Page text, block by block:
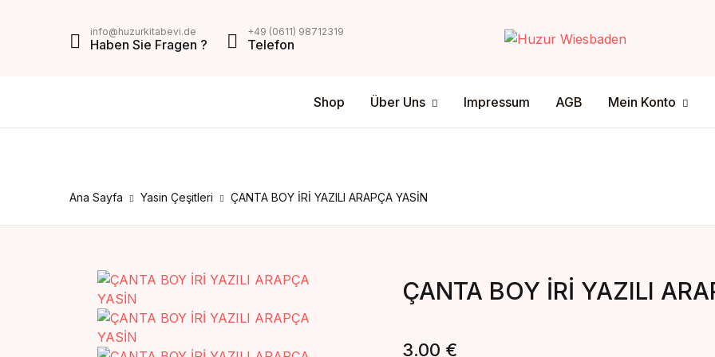
info@huzurkitabevi.de
Haben Sie Fragen ?
+49 (0611) 98712319
Telefon
Shop Über Uns Impressum AGB Mein Konto
Datenschutz
Versandmethode
Ana Sayfa Yasin Çeşitleri ÇANTA BOY İRİ YAZILI ARAPÇA YASİN
ÇANTA BOY İRİ YAZILI
3.00 €